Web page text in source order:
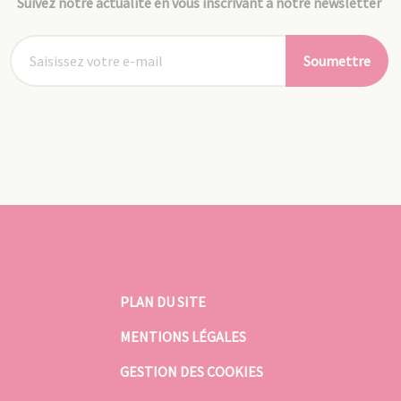
Soumettre
PLAN DU SITE
MENTIONS LÉGALES
GESTION DES COOKIES